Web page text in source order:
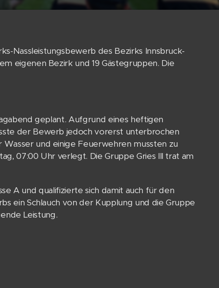
Nassleistungsbewerb des Bezirks Innsbruck-
eigenen Bezirk und 19 Gästegruppen. Die
geplant. Aufgrund eines heftigen
der Bewerb jedoch vorerst unterbrochen
und einige Feuerwehren mussten zu
07:00 Uhr verlegt. Die Gruppe Gries III trat am
A und qualifizierte sich damit auch für den
ein Schlauch von der Kupplung und die Gruppe
Leistung.